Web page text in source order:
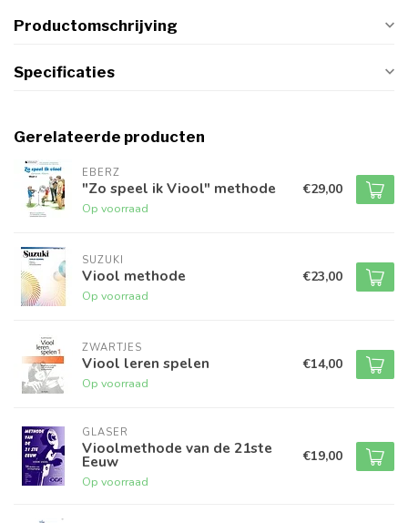
Productomschrijving
Specificaties
Gerelateerde producten
EBERZ
"Zo speel ik Viool" methode
Op voorraad
€29,00
SUZUKI
Viool methode
Op voorraad
€23,00
ZWARTJES
Viool leren spelen
Op voorraad
€14,00
GLASER
Vioolmethode van de 21ste
Eeuw
Op voorraad
€19,00